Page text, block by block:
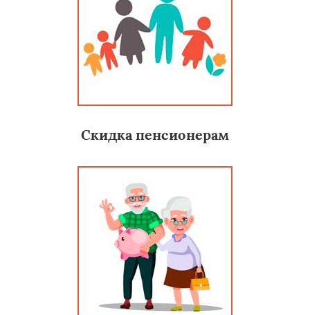
Скидка пенсионерам